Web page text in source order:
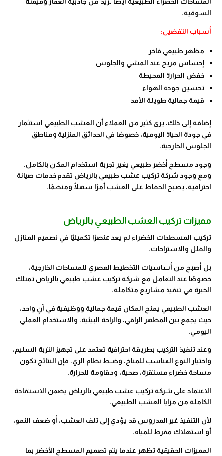
السوقية.
أسباب التفضيل:
مظهر طبيعي فاخر
إحساس مريح عند المشي والجلوس
خفض الحرارة المحيطة
تحسين جودة الهواء
قيمة جمالية طويلة الأمد
إضافة إلى ذلك، يرى كثير من العملاء أن العشب الطبيعي استثمار
في جودة الحياة اليومية، خصوصًا في الحدائق المنزلية ومناطق
الجلوس الخارجية.
وجود مسطح أخضر طبيعي يغير تجربة استخدام المكان بالكامل.
ومع وجود شركة تركيب عشب طبيعي بالرياض تقدم خدمات صيانة
احترافية، يصبح الحفاظ على العشب أمرًا سهلًا ومنظمًا.
مميزات تركيب العشب الطبيعي بالرياض
تركيب المسطحات الخضراء لم يعد عنصرًا تكميليًا في تصميم المنازل
والفلل والاستراحات.
بل أصبح من أساسيات التخطيط العصري للمساحات الخارجية،
خصوصًا عند التعامل مع شركة تركيب عشب طبيعي بالرياض تمتلك
الخبرة في تنفيذ مشاريع متكاملة.
العشب الطبيعي يمنح المكان قيمة جمالية ووظيفية في آنٍ واحد،
حيث يجمع بين المظهر الراقي، والراحة البيئية، والاستخدام العملي
اليومي.
وعند تنفيذ التركيب بطريقة احترافية تعتمد على تجهيز التربة السليم،
واختيار النوع المناسب للمناخ، وضبط نظام الري، فإن النتائج تكون
مساحة خضراء مستقرة، صحية، ومقاومة للحرارة.
الاعتماد على شركة تركيب عشب طبيعي بالرياض يضمن الاستفادة
الكاملة من مزايا العشب الطبيعي.
لأن التنفيذ غير المدروس قد يؤدي إلى تلف العشب، أو ضعف النمو،
أو استهلاك مفرط للمياه.
المميزات الحقيقية تظهر عندما يتم تصميم المسطح الأخضر بما